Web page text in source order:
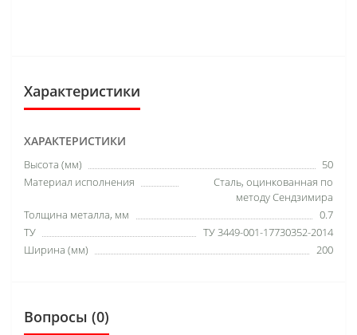
Характеристики
ХАРАКТЕРИСТИКИ
Высота (мм)
50
Материал исполнения
Сталь, оцинкованная по
методу Сендзимира
Толщина металла, мм
0.7
ТУ
ТУ 3449-001-17730352-2014
Ширина (мм)
200
Вопросы (0)